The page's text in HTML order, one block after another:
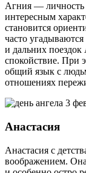
Агния — личность
интересным
становится
часто
и дальних
спокойствие. При
общий язык с
отношениях
Анастасия
Анастасия с
воображением.